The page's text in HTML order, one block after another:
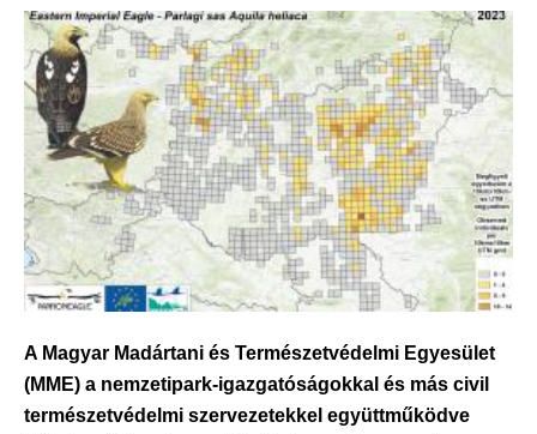
A Magyar Madártani és Természetvédelmi Egyesület
(MME) a nemzetipark-igazgatóságokkal és más civil
természetvédelmi szervezetekkel együttműködve